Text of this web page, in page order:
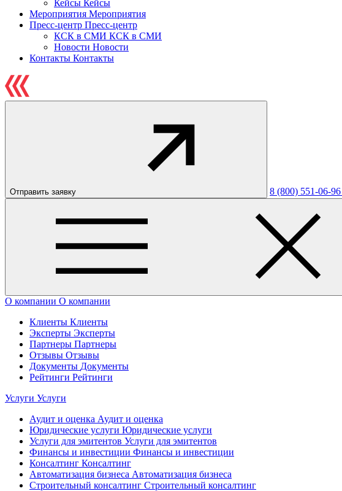
Кейсы Кейсы
Мероприятия Мероприятия
Пресс-центр Пресс-центр
КСК в СМИ КСК в СМИ
Новости Новости
Контакты Контакты
Отправить заявку 8 (800) 551-06-96
О компании О компании
Клиенты Клиенты
Эксперты Эксперты
Партнеры Партнеры
Отзывы Отзывы
Документы Документы
Рейтинги Рейтинги
Услуги Услуги
Аудит и оценка Аудит и оценка
Юридические услуги Юридические услуги
Услуги для эмитентов Услуги для эмитентов
Финансы и инвестиции Финансы и инвестиции
Консалтинг Консалтинг
Автоматизация бизнеса Автоматизация бизнеса
Строительный консалтинг Строительный консалтинг